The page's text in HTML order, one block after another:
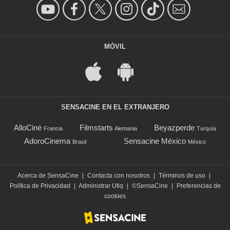
MÓVIL
SENSACINE EN EL EXTRANJERO
AlloCiné Francia Filmstarts Alemania Beyazperde Turquía
AdoroCinema Brasil Sensacine México México
Acerca de SensaCine Contacta con nosotros Términos de uso
Política de Privacidad
Administrar Utiq ©SensaCine
Preferencias de
cookies